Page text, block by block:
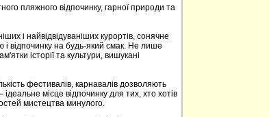
пляжного відпочинку, гарної природи та
і найвідвідуваніших курортів, сонячне
відпочинку на будь-який смак. Не лише
історії та культури, вишукані
фестивалів, карнавалів дозволяють
місце відпочинку для тих, хто хотів
мистецтва минулого.